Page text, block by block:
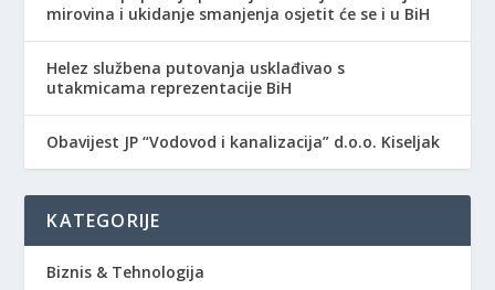
mirovina i ukidanje smanjenja osjetit će se i u BiH
Helez službena putovanja usklađivao s
utakmicama reprezentacije BiH
Obavijest JP “Vodovod i kanalizacija” d.o.o. Kiseljak
KATEGORIJE
Biznis & Tehnologija